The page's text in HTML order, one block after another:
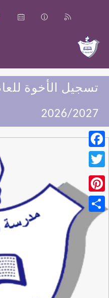
تسجيل الأخوة
2026/2027
Facebook
Twitter
Pinterest
Share